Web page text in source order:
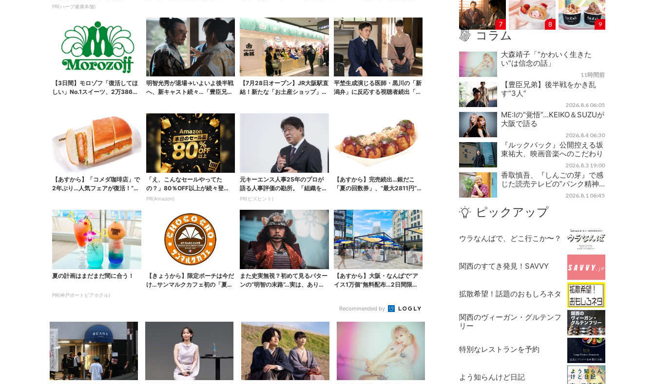
円でお試し
PR(ハーブ健康本舗)
【3日間】モロゾフ「復活してほ
しい」No.1スイーツ、2万3865
明智光秀が退場→いよいよ後半戦
へ、新キャスト続々…「豊臣兄
【7月28日オープン】JR大阪駅直
結！新たな「お土産ショップ」、
平埜生成演じる医師・黒川の「新
潟弁」に反応する視聴者続出「グ
【あすから】「コメダ珈琲店」で
2年ぶり…人気フェアが復活！“ハ
「え、こんなセールやってた
の？」80％OFF以上が続々登
場！Amazonの本気が...
PR(Amazon)
元キーエンス人事25年のプロが
語る人事評価の勘所。「組織を腐
らせるNG評価」とは...
PR(ビズヒント)
【あすから】完売続出…銀だこ
「夏の回数券」、“最大2811円”お
夏の計画はまだまだ間に合う！
PR(神戸ポートピアホテル)
【きょうから】限定ポーチは今だ
け…サンマルクカフェ初の「夏福
また史実無視？初めて見るパター
ンの“明智の末路”…実は、ありえ
【あすから】大阪・なんばで“ア
イス1万個”無料配布…2日間限定
Recommended by
7 8 9
コラム
大森靖子「“かわいく生きた
い”は信念の話」
11時間前
【豊臣兄弟】後半戦をかき乱
す“3人”
2026.8.6 06:05
ME:Iの“覚悟”…KEIKO＆SUZUが
大阪で語る
2026.8.4 06:30
『ルックバック』公開控える坂
東祐大、映画音楽へのこだわり
2026.8.3 19:00
香取慎吾、『しんごの芽』で感
じた読売テレビの“パンク精神…
2026.8.1 06:45
ピックアップ
ウラなんばで、どこ行こか〜？
関西のすてき発見！SAVVY
拡散希望！話題のおもしろネタ
関西のヴィーガン・グルテンフ
リー
特別なレストランを予約
よう知らんけど日記